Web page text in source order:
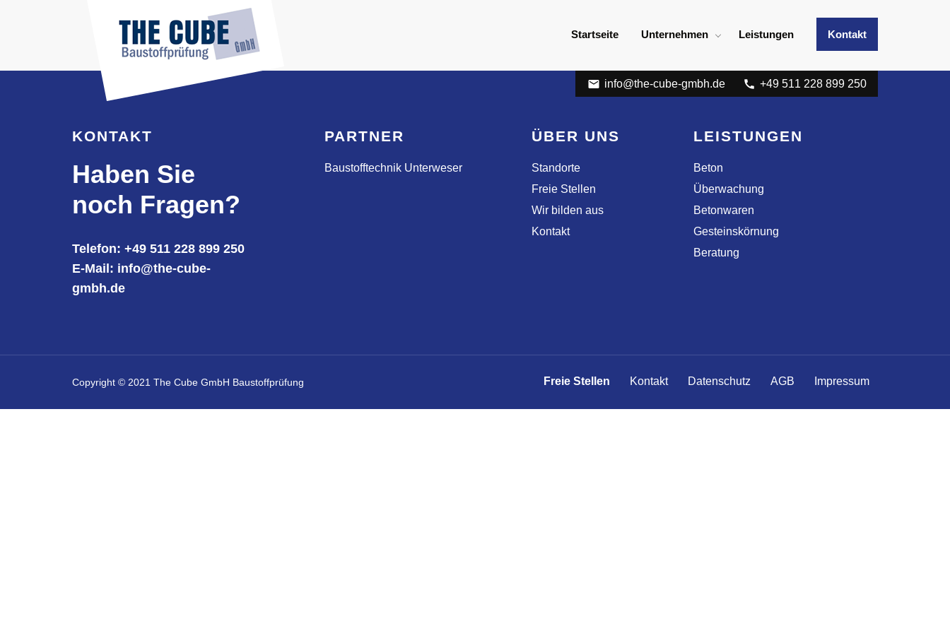
Startseite Unternehmen Leistungen Kontakt
info@the-cube-gmbh.de +49 511 228 899 250
KONTAKT
Haben Sie
noch Fragen?
Telefon: +49 511 228 899 250
E-Mail: info@the-cube-
gmbh.de
PARTNER
Baustofftechnik Unterweser
ÜBER UNS
Standorte
Freie Stellen
Wir bilden aus
Kontakt
LEISTUNGEN
Beton
Überwachung
Betonwaren
Gesteinskörnung
Beratung
Copyright © 2021 The Cube GmbH Baustoffprüfung Freie Stellen Kontakt Datenschutz AGB Impressum